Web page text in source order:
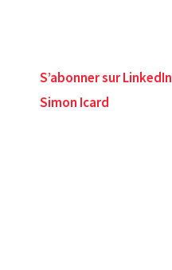
S’abonner sur LinkedIn
Simon Icard